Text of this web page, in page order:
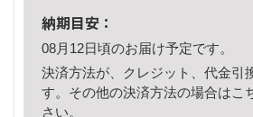
納期目安：
08月12日頃のお届け予定です。
決済方法が、クレジット、代金引
す。その他の決済方法の場合はこ
さい。